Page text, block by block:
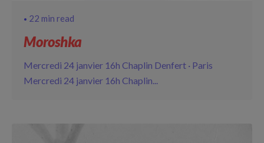
22 min read
Moroshka
Mercredi 24 janvier 16h Chaplin Denfert · Paris
Mercredi 24 janvier 16h Chaplin...